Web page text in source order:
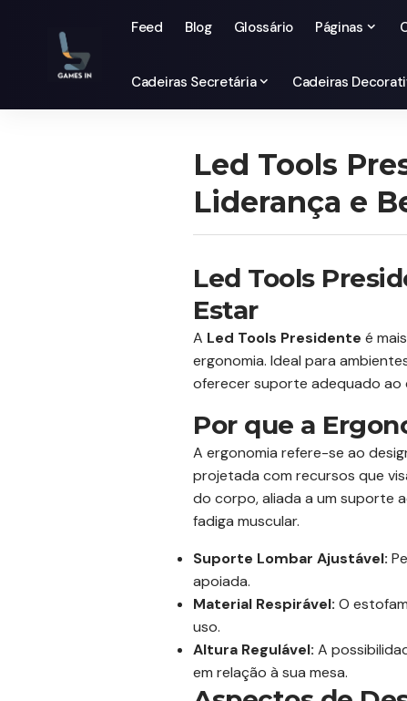
Feed Blog Glossário Páginas
Cadeiras Secretária Cadeiras
Led Tools
Liderança e
Led Tools
Estar
A Led Tools Presidente é
ergonomia. Ideal para
oferecer suporte adequado
Por que a
A ergonomia refere-se ao
projetada com recursos que
do corpo, aliada a um suporte
fadiga muscular.
Suporte Lombar Ajustável:
apoiada.
Material Respirável: O
uso.
Altura Regulável: A
em relação à sua mesa.